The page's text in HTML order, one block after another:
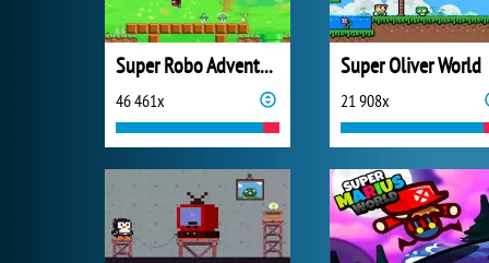
Super Robo Adventure
46 461x
Super Oliver World
21 908x